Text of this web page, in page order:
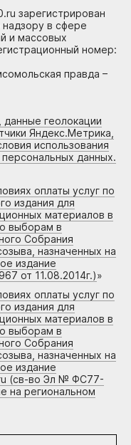
зарегистрирован
в сфере
и массовых
номер:
правда –
данные геолокации
Яндекс.Метрика,
использования
данных.
оплаты услуг по
издания для
материалов в
выборам в
Собрания
назначенных на
издание
от 11.08.2014г.)»
оплаты услуг по
издания для
материалов в
выборам в
Собрания
назначенных на
издание
(св-во Эл № ФС77-
на региональном